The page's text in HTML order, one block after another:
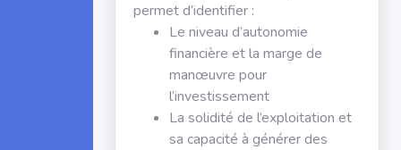
permet d’identifier :
Le niveau d’autonomie
financière et la marge de
manœuvre pour
l’investissement
La solidité de l’exploitation et
sa capacité à générer des